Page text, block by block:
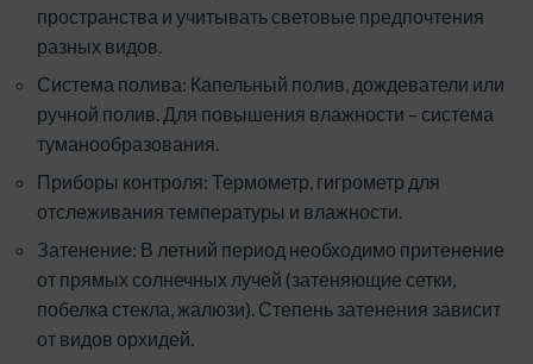
пространства и учитывать световые предпочтения
разных видов.
Система полива: Капельный полив, дождеватели или
ручной полив. Для повышения влажности – система
туманообразования.
Приборы контроля: Термометр, гигрометр для
отслеживания температуры и влажности.
Затенение: В летний период необходимо притенение
от прямых солнечных лучей (затеняющие сетки,
побелка стекла, жалюзи). Степень затенения зависит
от видов орхидей.